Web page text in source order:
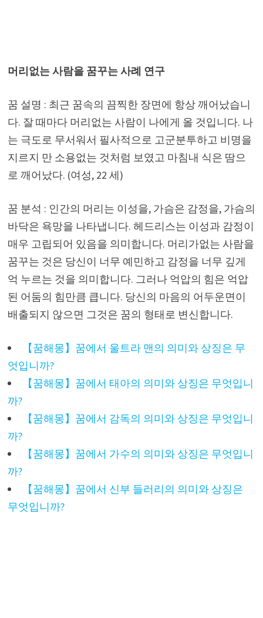
머리없는 사람을 꿈꾸는 사례 연구
꿈 설명 : 최근 꿈속의 끔찍한 장면에 항상 깨어났습니
다. 잘 때마다 머리없는 사람이 나에게 올 것입니다. 나
는 극도로 무서워서 필사적으로 고군분투하고 비명을
지르지 만 소용없는 것처럼 보였고 마침내 식은 땀으
로 깨어났다. (여성, 22 세)
꿈 분석 : 인간의 머리는 이성을, 가슴은 감정을, 가슴의
바닥은 욕망을 나타냅니다. 헤드리스는 이성과 감정이
매우 고립되어 있음을 의미합니다. 머리가없는 사람을
꿈꾸는 것은 당신이 너무 예민하고 감정을 너무 깊게
억 누르는 것을 의미합니다. 그러나 억압의 힘은 억압
된 어둠의 힘만큼 큽니다. 당신의 마음의 어두운면이
배출되지 않으면 그것은 꿈의 형태로 변신합니다.
【꿈해몽】꿈에서 울트라 맨의 의미와 상징은 무
엇입니까?
【꿈해몽】꿈에서 태아의 의미와 상징은 무엇입니
까?
【꿈해몽】꿈에서 감독의 의미와 상징은 무엇입니
까?
【꿈해몽】꿈에서 가수의 의미와 상징은 무엇입니
까?
【꿈해몽】꿈에서 신부 들러리의 의미와 상징은
무엇입니까?